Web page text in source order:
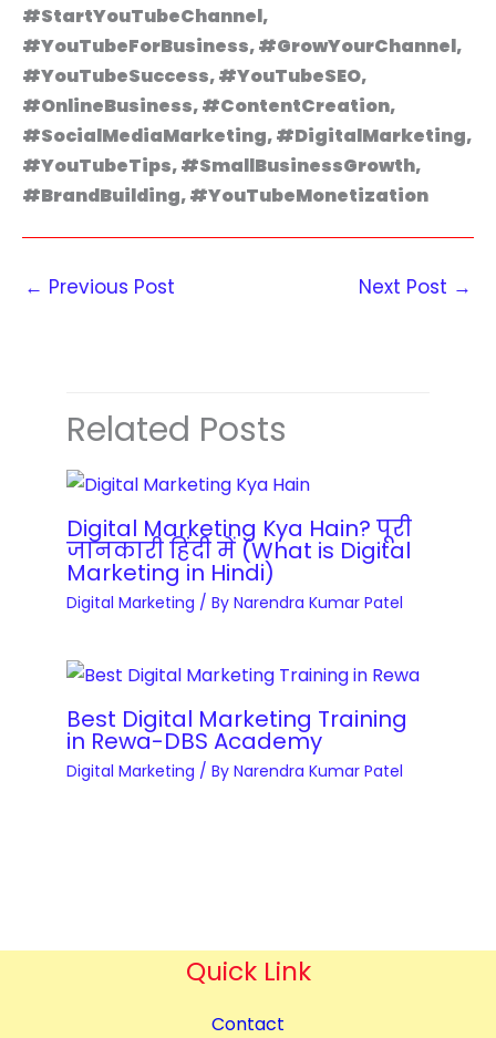
#StartYouTubeChannel,
#️YouTubeForBusiness, #️GrowYourChannel,
#️YouTubeSuccess, #️YouTubeSEO,
#OnlineBusiness, #️ContentCreation,
#️SocialMediaMarketing, #️DigitalMarketing,
#️YouTubeTips, #️SmallBusinessGrowth,
#️BrandBuilding, #️YouTubeMonetization
← Previous Post Next Post →
Related Posts
Digital Marketing Kya Hain? पूरी
जानकारी हिंदी में (What is Digital
Marketing in Hindi)
Digital Marketing / By Narendra Kumar Patel
Best Digital Marketing Training
in Rewa-DBS Academy
Digital Marketing / By Narendra Kumar Patel
Quick Link
Contact